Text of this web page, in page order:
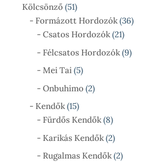
Kölcsönző 5151
Termék
- Formázott Hordozók 3636
- Csatos Hordozók 2121
Termék
- Félcsatos Hordozók 99
- Mei Tai 55
Termék
- Onbuhimo 22
- Kendők 1515
Termék
- Fürdős Kendők 88
Termék
- Karikás Kendők 22
Termék
- Rugalmas Kendők 22